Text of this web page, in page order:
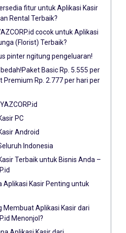
fitur untuk Aplikasi Kasir
Rental Terbaik?
cocok untuk Aplikasi
(Florist) Terbaik?
pinter ngitung pengeluaran!
Basic Rp. 5.555 per
Premium Rp. 2.777 per hari per
PC
Android
Indonesia
Terbaik untuk Bisnis Anda –
Aplikasi Kasir Penting untuk
Membuat Aplikasi Kasir dari
Menonjol?